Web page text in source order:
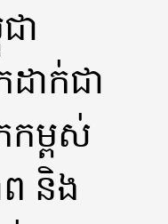
ា
ាក់ជា
កម្ពស់
និង